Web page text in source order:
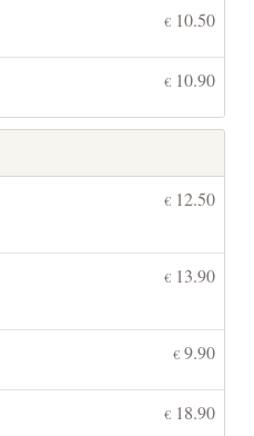
€ 10.50
€ 10.90
€ 12.50
€ 13.90
€ 9.90
€ 18.90